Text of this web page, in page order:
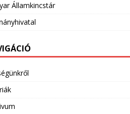
Államkincstár